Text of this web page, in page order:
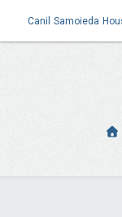
Canil Samoieda